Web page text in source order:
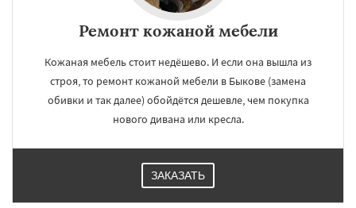
Ремонт кожаной мебели
Кожаная мебель стоит недёшево. И если она вышла из
строя, то ремонт кожаной мебели в Быкове (замена
обивки и так далее) обойдётся дешевле, чем покупка
нового дивана или кресла.
ЗАКАЗАТЬ